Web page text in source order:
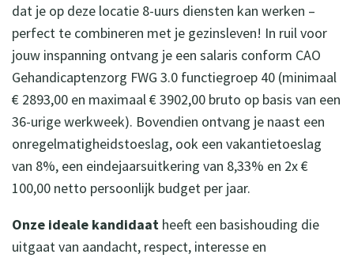
dat je op deze locatie 8-uurs diensten kan werken –
perfect te combineren met je gezinsleven! In ruil voor
jouw inspanning ontvang je een salaris conform CAO
Gehandicaptenzorg FWG 3.0 functiegroep 40 (minimaal
€ 2893,00 en maximaal € 3902,00 bruto op basis van een
36-urige werkweek). Bovendien ontvang je naast een
onregelmatigheidstoeslag, ook een vakantietoeslag
van 8%, een eindejaarsuitkering van 8,33% en 2x €
100,00 netto persoonlijk budget per jaar.
Onze ideale kandidaat heeft een basishouding die
uitgaat van aandacht, respect, interesse en